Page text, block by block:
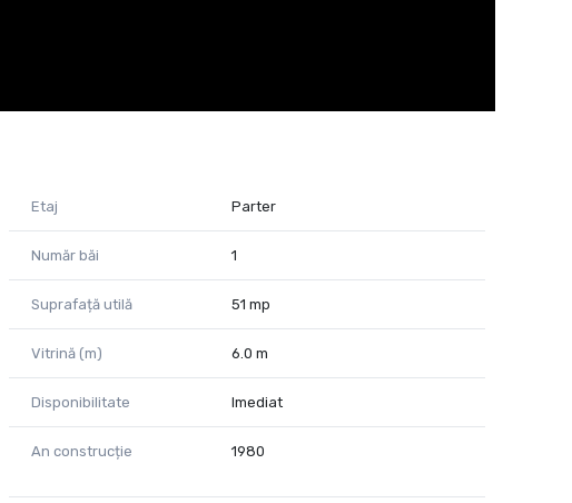
Etaj Parter
Număr băi 1
Suprafață utilă 51 mp
Vitrină (m) 6.0 m
Disponibilitate Imediat
An construcție 1980